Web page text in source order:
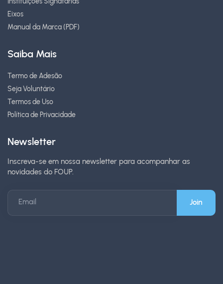
Eixos
Manual da Marca (PDF)
Saiba Mais
Termo de Adesão
Seja Voluntário
Termos de Uso
Política de Privacidade
Newsletter
Inscreva-se em nossa newsletter para acompanhar as
novidades do FOUP.
Email